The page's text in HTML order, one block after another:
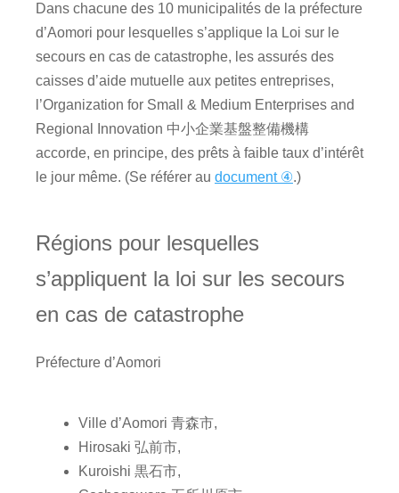
Dans chacune des 10 municipalités de la préfecture
d’Aomori pour lesquelles s’applique la Loi sur le
secours en cas de catastrophe, les assurés des
caisses d’aide mutuelle aux petites entreprises,
l’Organization for Small & Medium Enterprises and
Regional Innovation 中小企業基盤整備機構
accorde, en principe, des prêts à faible taux d’intérêt
le jour même. (Se référer au document ④.)
Régions pour lesquelles
s’appliquent la loi sur les secours
en cas de catastrophe
Préfecture d’Aomori
Ville d’Aomori 青森市,
Hirosaki 弘前市,
Kuroishi 黒石市,